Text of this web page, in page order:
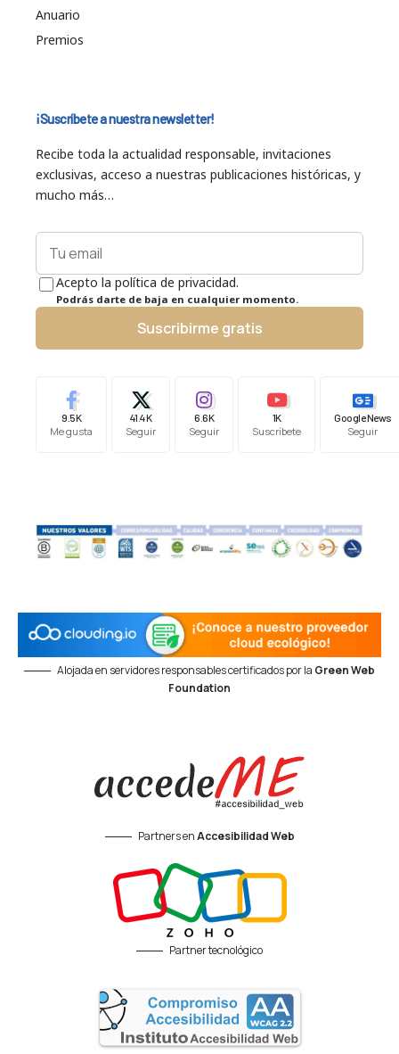
Anuario
Premios
¡Suscríbete a nuestra newsletter!
Recibe toda la actualidad responsable, invitaciones
exclusivas, acceso a nuestras publicaciones históricas, y
mucho más…
Acepto la política de privacidad.
Podrás darte de baja en cualquier momento.
Suscribirme gratis
9.5K
Me gusta
41.4K
Seguir
6.6K
Seguir
1K
Suscríbete
Google News
Seguir
Alojada en servidores responsables certificados por la Green Web
Foundation
Partners enAccesibilidad Web
Partner tecnológico